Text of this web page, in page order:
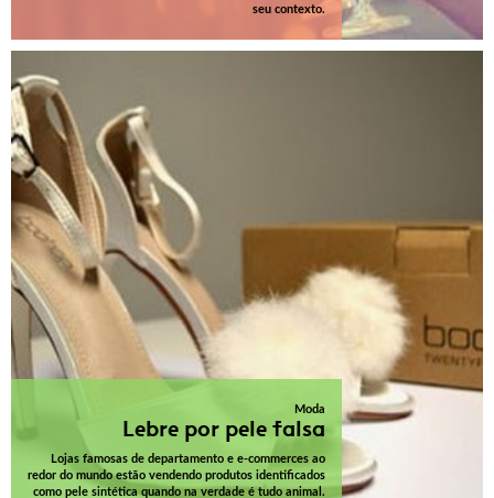
seu contexto.
Moda
Lebre por pele falsa
Lojas famosas de departamento e e-commerces ao
redor do mundo estão vendendo produtos identificados
como pele sintética quando na verdade é tudo animal.